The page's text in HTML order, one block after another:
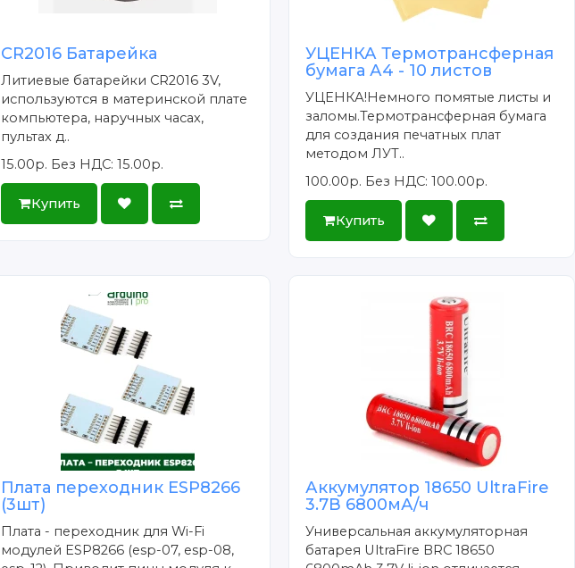
CR2016 Батарейка
Литиевые батарейки CR2016 3V,
используются в материнской плате
компьютера, наручных часах,
пультах д..
15.00р. Без НДС: 15.00р.
Купить
УЦЕНКА Термотрансферная
бумага А4 - 10 листов
УЦЕНКА!Немного помятые листы и
заломы.Термотрансферная бумага
для создания печатных плат
методом ЛУТ..
100.00р. Без НДС: 100.00р.
Купить
Плата переходник ESP8266
(3шт)
Плата - переходник для Wi-Fi
модулей ESP8266 (esp-07, esp-08,
Аккумулятор 18650 UltraFire
3.7В 6800мА/ч
Универсальная аккумуляторная
батарея UltraFire BRC 18650